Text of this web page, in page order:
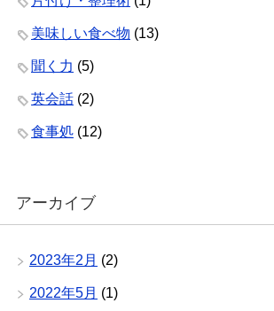
美味しい食べ物 (13)
聞く力 (5)
英会話 (2)
食事処 (12)
アーカイブ
2023年2月 (2)
2022年5月 (1)